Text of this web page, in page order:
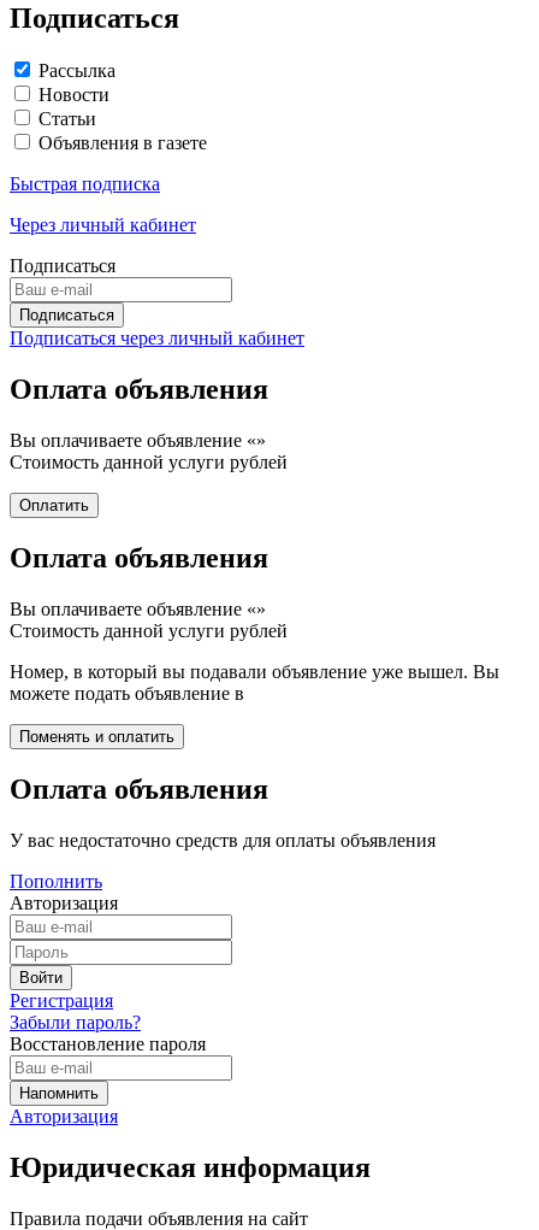
Подписаться
Рассылка
Новости
Статьи
Объявления в газете
Быстрая подписка
Через личный кабинет
Подписаться
Подписаться через личный кабинет
Оплата объявления
Вы оплачиваете объявление «»
Стоимость данной услуги рублей
Оплата объявления
Вы оплачиваете объявление «»
Стоимость данной услуги рублей
Номер, в который вы подавали объявление уже вышел. Вы
можете подать объявление в
Оплата объявления
У вас недостаточно средств для оплаты объявления
Пополнить
Авторизация
Регистрация
Забыли пароль?
Восстановление пароля
Авторизация
Юридическая информация
Правила подачи объявления на сайт